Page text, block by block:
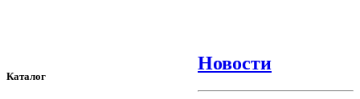
Каталог
Новости